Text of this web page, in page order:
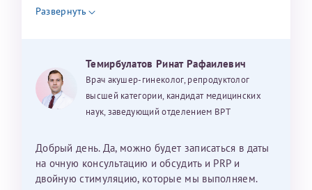
Развернуть
Темирбулатов Ринат Рафаилевич
Врач акушер-гинеколог, репродуктолог
высшей категории, кандидат медицинских
наук, заведующий отделением ВРТ
Добрый день. Да, можно будет записаться в даты
на очную консультацию и обсудить и PRP и
двойную стимуляцию, которые мы выполняем.